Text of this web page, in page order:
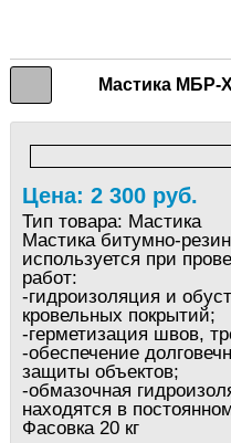
Мастика МБР-
Цена: 2 300 руб.
Тип товара: Мастика
Мастика битумно-
используется при
работ:
-гидроизоляция и
кровельных покрытий;
-герметизация швов,
-обеспечение
защиты объектов;
-обмазочная
находятся в
Фасовка 20 кг